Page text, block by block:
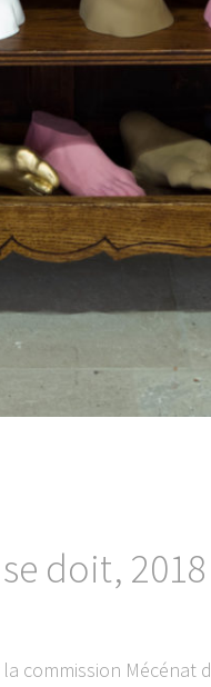
doit, 2018
commission Mécénat